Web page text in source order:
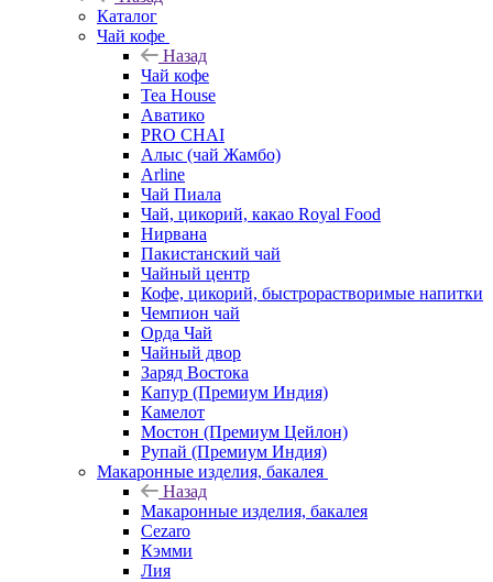
Каталог
Чай кофе
Назад
Чай кофе
Tea House
Аватико
PRO CHAI
Алыс (чай Жамбо)
Arline
Чай Пиала
Чай, цикорий, какао Royal Food
Нирвана
Пакистанский чай
Чайный центр
Кофе, цикорий, быстрорастворимые напитки
Чемпион чай
Орда Чай
Чайный двор
Заряд Востока
Капур (Премиум Индия)
Камелот
Мостон (Премиум Цейлон)
Рупай (Премиум Индия)
Макаронные изделия, бакалея
Назад
Макаронные изделия, бакалея
Cezaro
Кэмми
Лия